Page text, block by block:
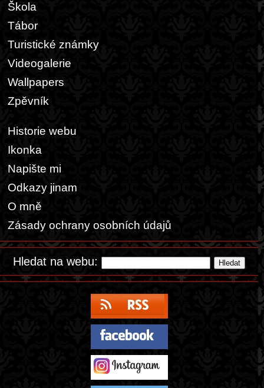
Škola
Tábor
Turistické známky
Videogalerie
Wallpapers
Zpěvník
Historie webu
Ikonka
Napište mi
Odkazy jinam
O mně
Zásady ochrany osobních údajů
Hledat na webu: